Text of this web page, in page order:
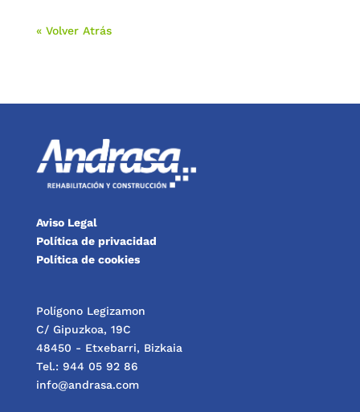
« Volver Atrás
Aviso Legal
Política de privacidad
Política de cookies
Polígono Legizamon
C/ Gipuzkoa, 19C
48450 - Etxebarri, Bizkaia
Tel.: 944 05 92 86
info@andrasa.com